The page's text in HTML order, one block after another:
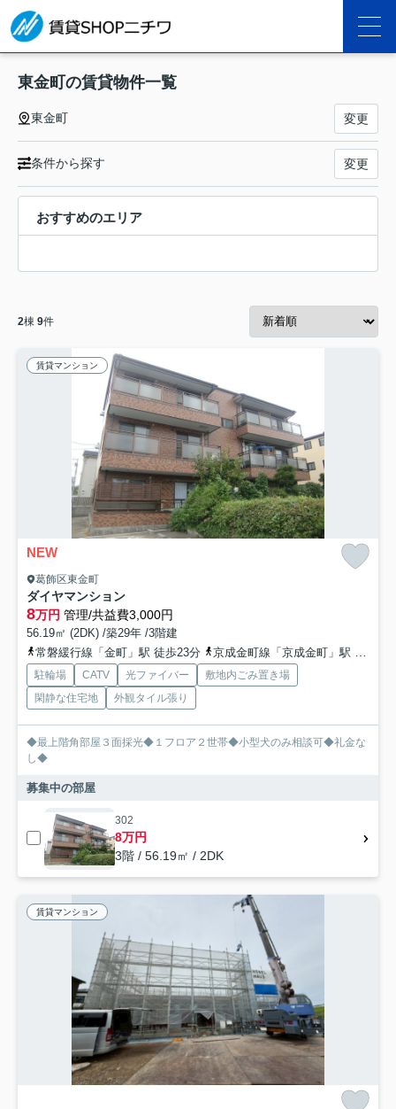
東金町の賃貸物件一覧
東金町 変更
条件から探す 変更
おすすめのエリア
2棟 9件
賃貸マンション
NEW
葛飾区東金町
ダイヤマンション
8万円 管理/共益費3,000円
56.19㎡ (2DK) /築29年 /3階建
常磐緩行線「金町」駅 徒歩23分
京成金町線「京成金町」駅 徒歩24分
駐輪場 CATV 光ファイバー
敷地内ごみ置き場
閑静な住宅地
外観タイル張り
◆最上階角部屋３面採光◆１フロア２世帯◆小型犬のみ相談可◆礼金な
し◆
募集中の部屋
302
8万円
3階 / 56.19㎡ / 2DK
賃貸マンション